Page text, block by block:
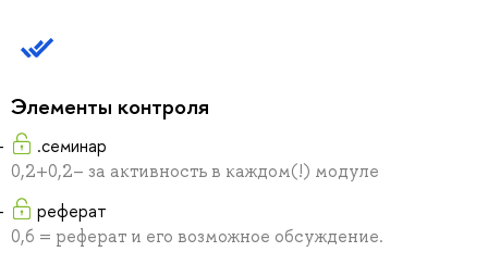
Элементы контроля
.семинар
0,2+0,2– за активность в каждом(!) модуле
реферат
0,6 = реферат и его возможное обсуждение.